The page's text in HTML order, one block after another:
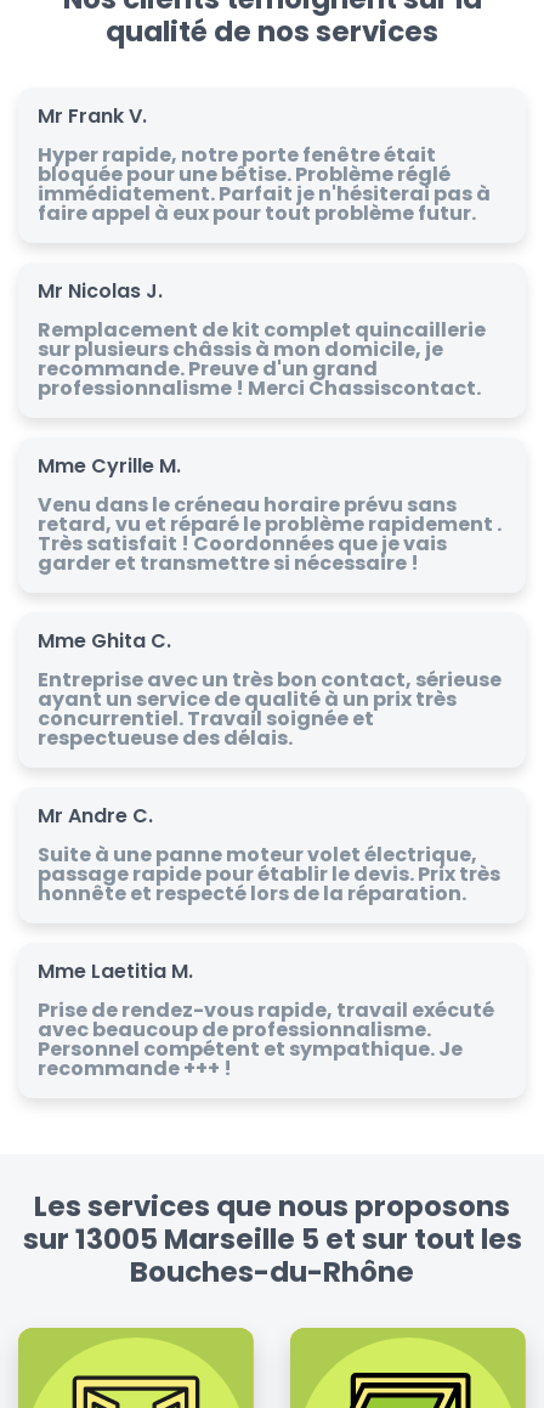
qualité de nos services
Mr Frank V.
Hyper rapide, notre porte fenêtre était
bloquée pour une bêtise. Problème réglé
immédiatement. Parfait je n'hésiterai pas à
faire appel à eux pour tout problème futur.
Mr Nicolas J.
Remplacement de kit complet quincaillerie
sur plusieurs châssis à mon domicile, je
recommande. Preuve d'un grand
professionnalisme ! Merci Chassiscontact.
Mme Cyrille M.
Venu dans le créneau horaire prévu sans
retard, vu et réparé le problème rapidement .
Très satisfait ! Coordonnées que je vais
garder et transmettre si nécessaire !
Mme Ghita C.
Entreprise avec un très bon contact, sérieuse
ayant un service de qualité à un prix très
concurrentiel. Travail soignée et
respectueuse des délais.
Mr Andre C.
Suite à une panne moteur volet électrique,
passage rapide pour établir le devis. Prix très
honnête et respecté lors de la réparation.
Mme Laetitia M.
Prise de rendez-vous rapide, travail exécuté
avec beaucoup de professionnalisme.
Personnel compétent et sympathique. Je
recommande +++ !
Les services que nous proposons
sur 13005 Marseille 5 et sur tout les
Bouches-du-Rhône